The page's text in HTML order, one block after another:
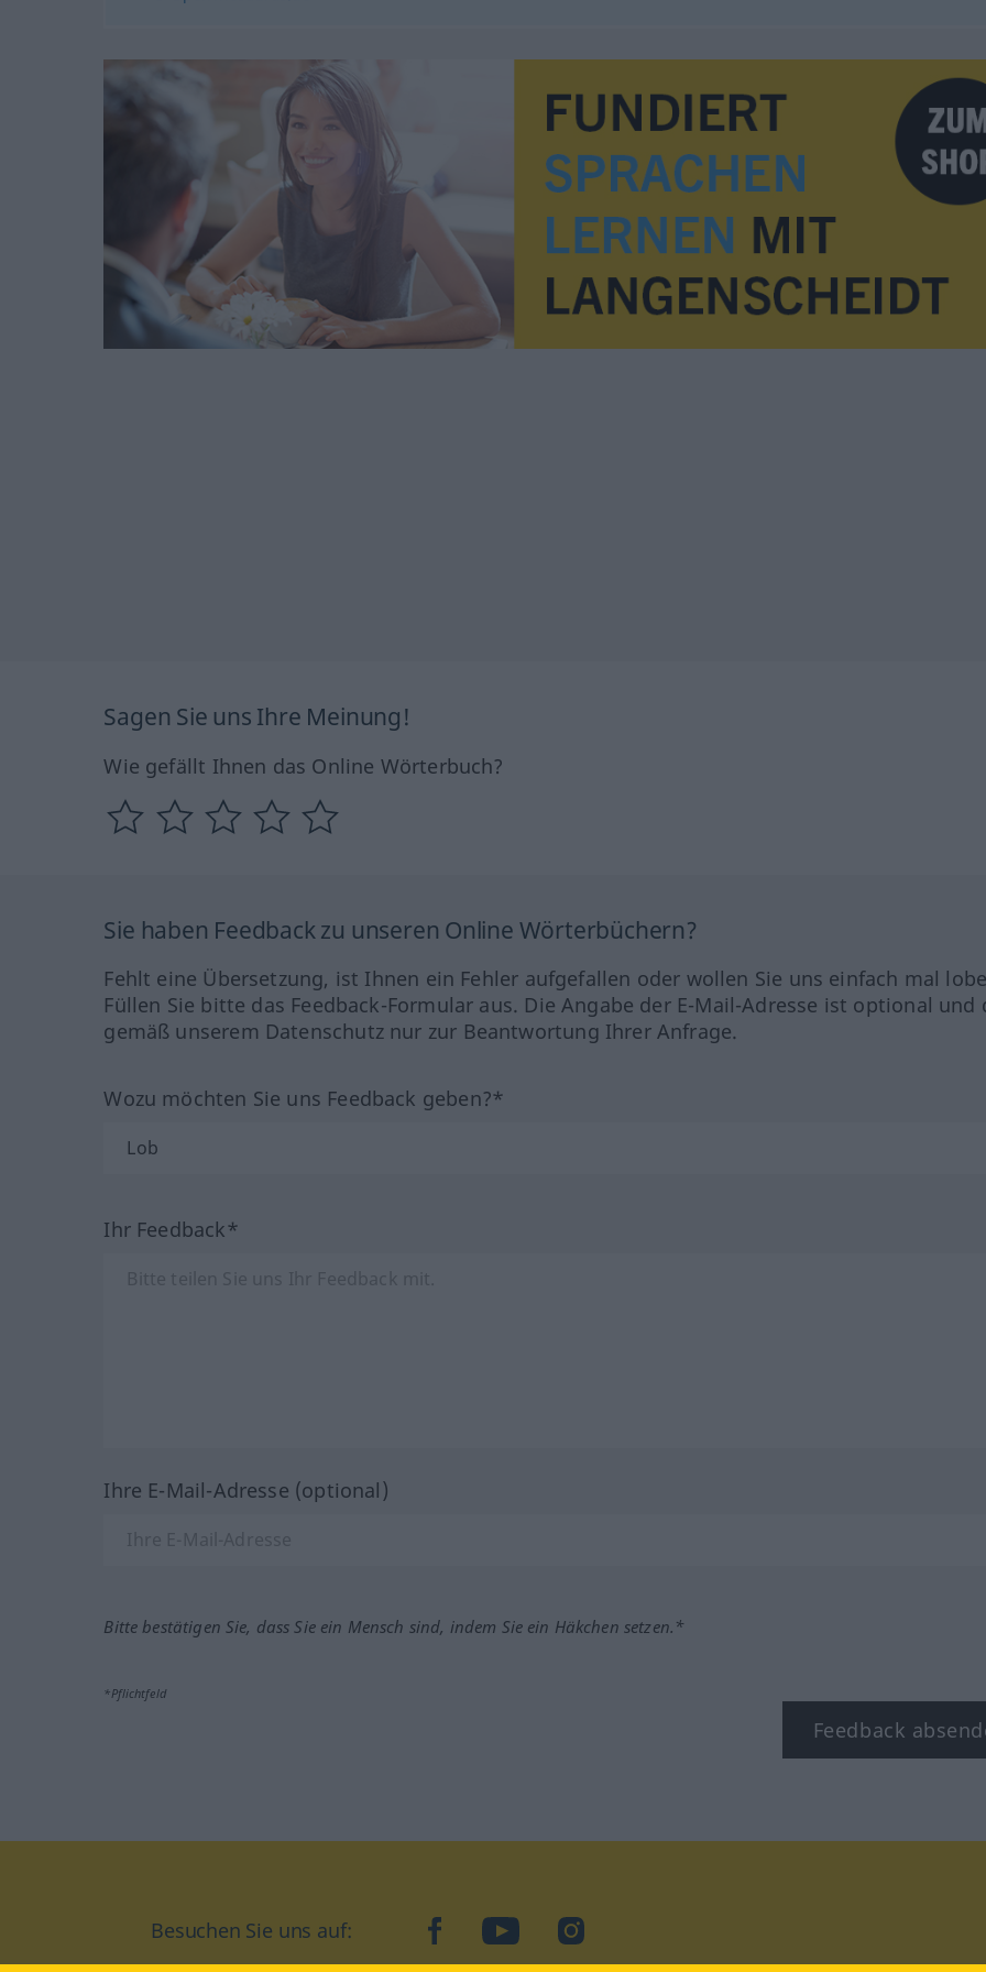
Sagen Sie uns Ihre Meinung!
Wie gefällt Ihnen das Online Wörterbuch?
Sie haben Feedback zu unseren Online Wörterbüchern?
Fehlt eine Übersetzung, ist Ihnen ein Fehler aufgefallen oder wollen Sie uns einfach mal
Füllen Sie bitte das Feedback-Formular aus. Die Angabe der E-Mail-Adresse ist optional und
gemäß unserem Datenschutz nur zur Beantwortung Ihrer Anfrage.
Wozu möchten Sie uns Feedback geben?*
Ihr Feedback*
Ihre E-Mail-Adresse (optional)
Bitte bestätigen Sie, dass Sie ein Mensch sind, indem Sie ein Häkchen setzen.*
*Pflichtfeld
Feedback
Besuchen Sie uns auf: facebookYouTubeInstagram